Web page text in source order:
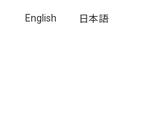
English 日本語